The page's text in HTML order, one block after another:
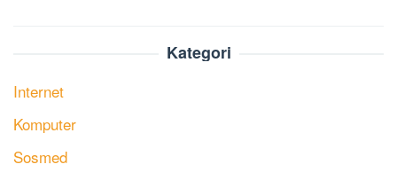
Kategori
Internet
Komputer
Sosmed